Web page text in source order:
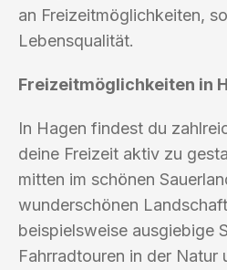
an Freizeitmöglichkeiten,
Lebensqualität.
Freizeitmöglichkeiten in
In Hagen findest du
deine Freizeit aktiv zu
mitten im schönen
wunderschönen
beispielsweise ausgiebige
Fahrradtouren in der Natur